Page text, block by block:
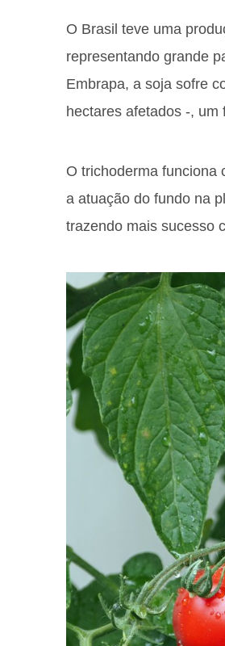
O Brasil teve uma
representando grande
Embrapa, a soja sofre
hectares afetados -,
O trichoderma funciona
a atuação do fundo na
trazendo mais sucesso